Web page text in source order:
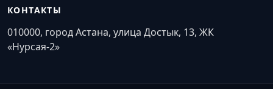
КОНТАКТЫ
010000, город Астана, улица Достык, 13, ЖК
«Нурсая-2»